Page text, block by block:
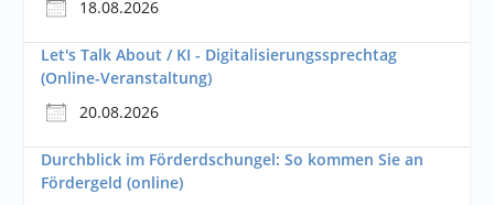
18.08.2026
Let's Talk About / KI - Digitalisierungssprechtag
(Online-Veranstaltung)
20.08.2026
Durchblick im Förderdschungel: So kommen Sie an
Fördergeld (online)